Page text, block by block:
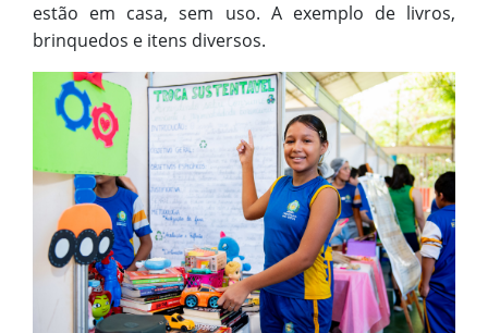
estão em casa, sem uso. A exemplo de livros,
brinquedos e itens diversos.